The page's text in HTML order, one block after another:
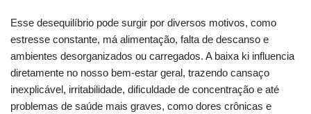
Esse desequilíbrio pode surgir por diversos motivos, como
estresse constante, má alimentação, falta de descanso e
ambientes desorganizados ou carregados. A baixa ki influencia
diretamente no nosso bem-estar geral, trazendo cansaço
inexplicável, irritabilidade, dificuldade de concentração e até
problemas de saúde mais graves, como dores crônicas e